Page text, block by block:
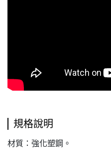
規格說明
材質：強化塑鋼。